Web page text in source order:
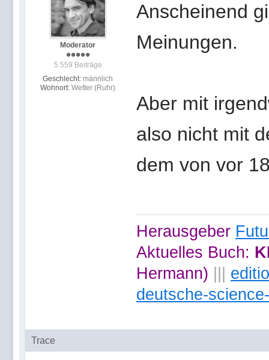
Moderator
5.559 Beiträge
Geschlecht: männlich
Wohnort: Wetter (Ruhr)
Anscheinend
Meinungen.
Aber mit
also nicht mit
dem von vor
Herausgeber
Aktuelles Buch:
Hermann)
deutsche-
Trace